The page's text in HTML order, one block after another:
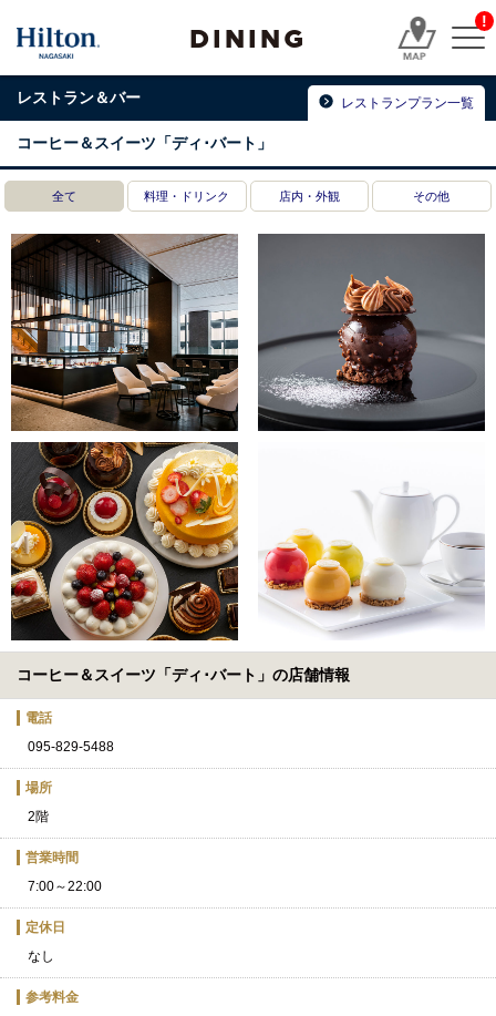
DINING
!
レストラン＆バー レストランプラン一覧
コーヒー＆スイーツ「ディ･バート」
全て 料理・ドリンク 店内・外観 その他
コーヒー＆スイーツ「ディ･バート」の店舗情報
電話
095-829-5488
場所
2階
営業時間
7:00～22:00
定休日
なし
参考料金